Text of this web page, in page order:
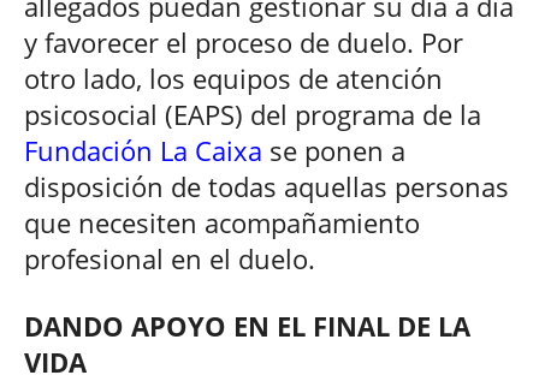
y favorecer el proceso de duelo. Por
otro lado, los equipos de atención
psicosocial (EAPS) del programa de la
Fundación La Caixa se ponen a
disposición de todas aquellas personas
que necesiten acompañamiento
profesional en el duelo.
DANDO APOYO EN EL FINAL DE LA
VIDA